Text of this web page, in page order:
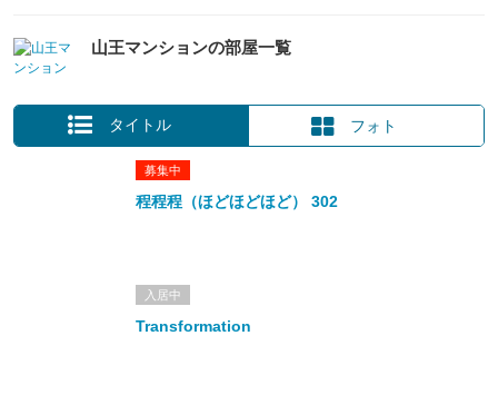
山王マンションの部屋一覧
タイトル フォト
募集中
程程程（ほどほどほど） 302
入居中
Transformation